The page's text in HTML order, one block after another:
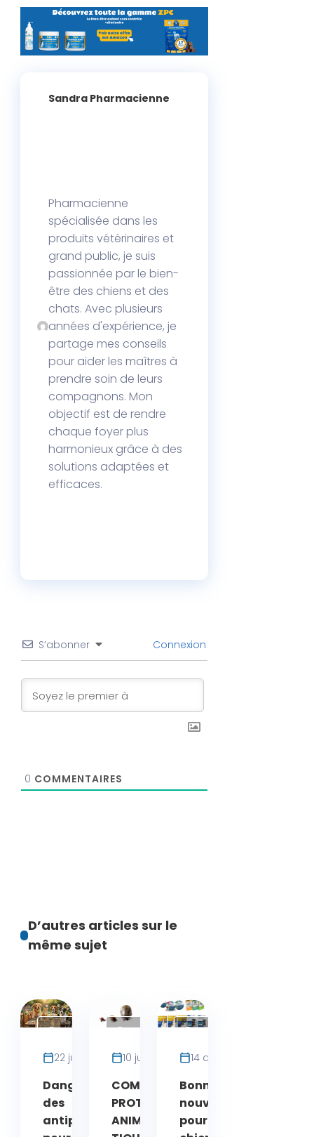
Sandra Pharmacienne
Pharmacienne
spécialisée dans les
produits vétérinaires et
grand public, je suis
passionnée par le bien-
être des chiens et des
chats. Avec plusieurs
années d'expérience, je
partage mes conseils
pour aider les maîtres à
prendre soin de leurs
compagnons. Mon
objectif est de rendre
chaque foyer plus
harmonieux grâce à des
solutions adaptées et
efficaces.
S’abonner Connexion
0 COMMENTAIRES
D’autres articles sur le
même sujet
Parasite
22 juin 2026
Dangers cachés
des
antiparasitaires
Parasite
10 juin 2026
COMMENT
PROTÉGER VOS
ANIMAUX DES
Parasite
14 avril 2026
Bonne
nouvelle
pour votre